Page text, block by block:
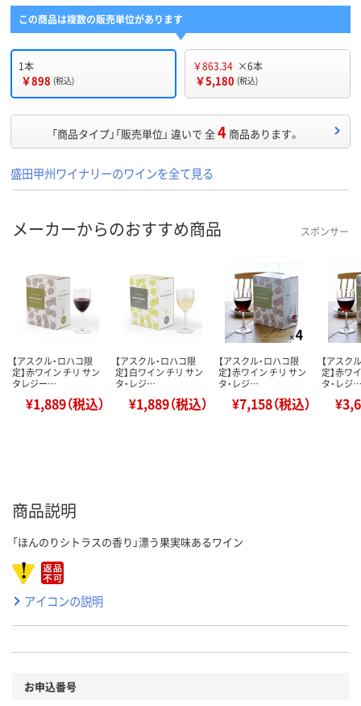
この商品は複数の販売単位があります
1本
￥898 (税込)
￥863.34 ×6本
￥5,180 (税込)
「商品タイプ」「販売単位」 違いで 全4 商品あります。
盛田甲州ワイナリーのワインを全て見る
メーカーからのおすすめ商品 スポンサー
【アスクル・ロハコ限
定】赤ワイン チリ サン
タレジー…
¥1,889（税込）
【アスクル・ロハコ限
定】白ワイン チリ サン
タ・レジ…
¥1,889（税込）
【アスクル・ロハコ限
定】赤ワイン チリ サン
タ・レジ…
¥7,158（税込）
【アスク
定】赤ワ
タ・レジ…
商品説明
「ほんのりシトラスの香り」漂う果実味あるワイン
アイコンの説明
お申込番号